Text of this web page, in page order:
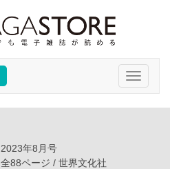
Toggle
2023年8月号
全88ページ / 世界文化社